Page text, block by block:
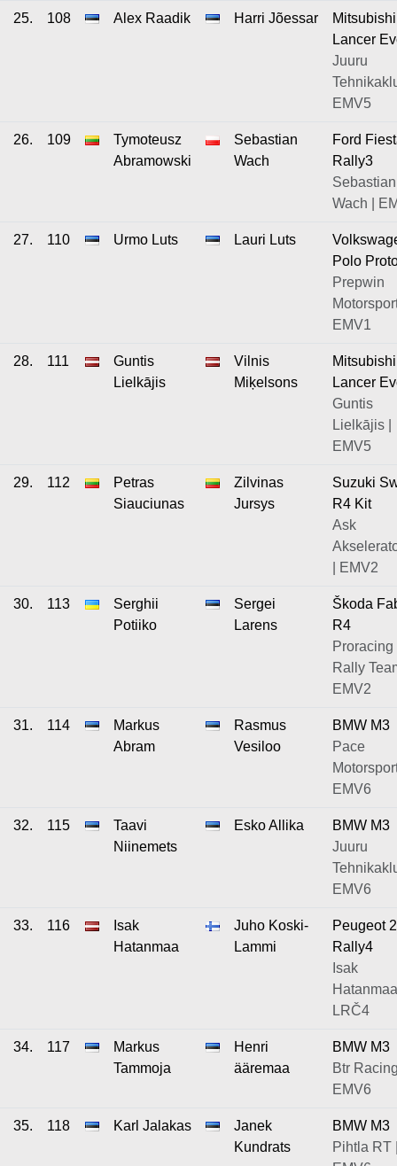
25. 108 Alex Raadik Harri Jõessar
Mitsubishi
Lancer
Juuru
EMV5
26. 109
Tymoteusz
Abramowski
Sebastian
Wach
Ford
Rally3
Sebastian
Wach |
27. 110 Urmo Luts Lauri Luts
Polo
Prepwin
EMV1
28. 111
Guntis
Lielkājis
Vilnis
Miķelsons
Mitsubishi
Lancer
Guntis
Lielkājis |
EMV5
29. 112
Petras
Siauciunas
Zilvinas
Jursys
Suzuki
R4 Kit
Ask
| EMV2
30. 113
Serghii
Potiiko
Sergei
Larens
Škoda
R4
Proracing
Rally
EMV2
31. 114
Markus
Abram
Rasmus
Vesiloo
BMW M3
Pace
EMV6
32. 115
Taavi
Niinemets
Esko Allika
BMW M3
Juuru
EMV6
33. 116
Isak
Hatanmaa
Juho Koski-
Lammi
Peugeot
Rally4
Isak
LRČ4
34. 117
Markus
Tammoja
Henri
ääremaa
BMW M3
Btr
EMV6
35. 118 Karl Jalakas
Janek
Kundrats
BMW M3
Pihtla RT